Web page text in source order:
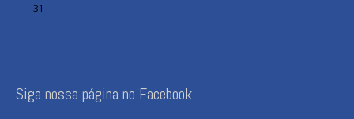
31
Siga nossa página no Facebook